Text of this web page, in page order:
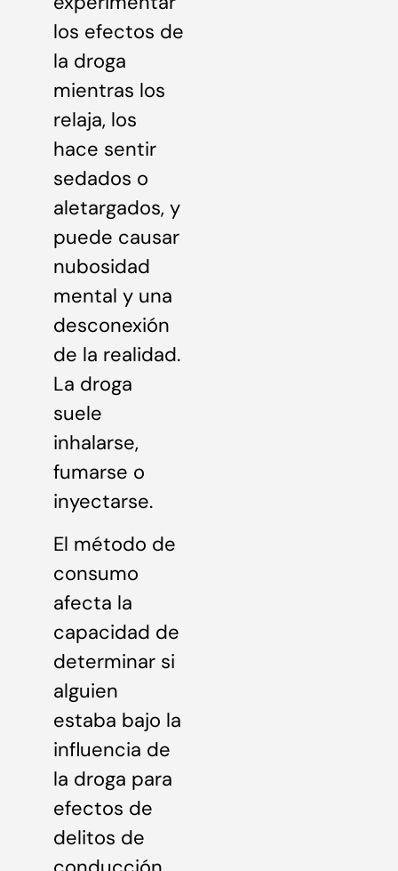
los efectos de
la droga
mientras los
relaja, los
hace sentir
sedados o
aletargados, y
puede causar
nubosidad
mental y una
desconexión
de la realidad.
La droga
suele
inhalarse,
fumarse o
inyectarse.
El método de
consumo
afecta la
capacidad de
determinar si
alguien
estaba bajo la
influencia de
la droga para
efectos de
delitos de